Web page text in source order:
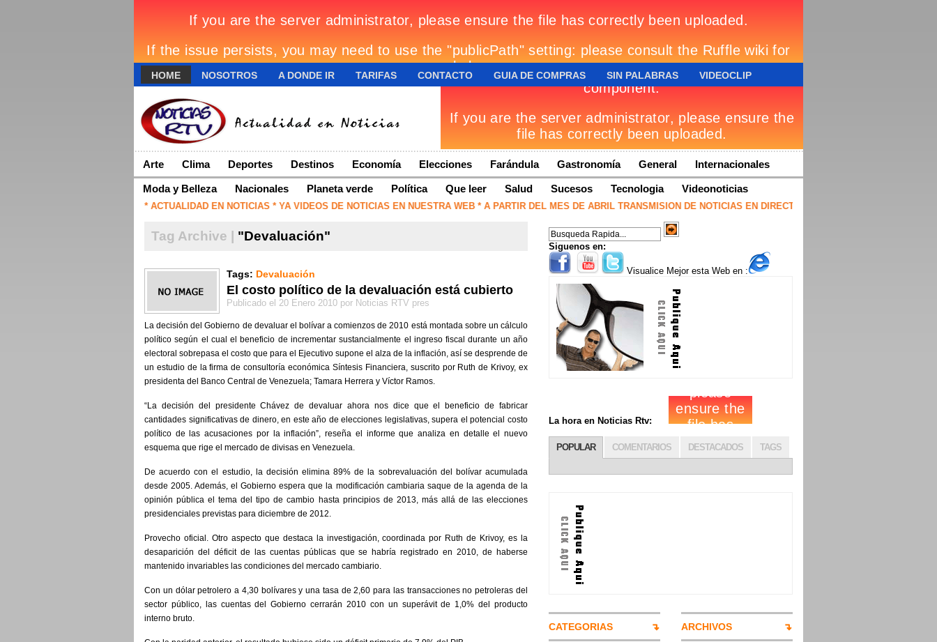
HOME NOSOTROS A DONDE IR TARIFAS CONTACTO GUIA DE COMPRAS SIN PALABRAS VIDEOCLIP
Arte Clima Deportes Destinos Economía Elecciones Farándula Gastronomía General Internacionales
Moda y Belleza Nacionales Planeta verde Política Que leer Salud Sucesos Tecnologia Videonoticias
NOTICIAS RTV * ACTUALIDAD EN NOTICIAS * YA VIDEOS DE NOTICIAS EN NUESTRA WEB * A PARTIR DEL MES DE ABRIL TRANSMISION DE NOTICIAS EN DIRECTO * ACTUALIDAD INFORMATIVA *
Tag Archive | "Devaluación"
Tags: Devaluación
El costo político de la devaluación está cubierto
Publicado el 20 Enero 2010 por Noticias RTV pres
La decisión del Gobierno de devaluar el bolívar a comienzos de 2010 está montada sobre un cálculo
político según el cual el beneficio de incrementar sustancialmente el ingreso fiscal durante un año
electoral sobrepasa el costo que para el Ejecutivo supone el alza de la inflación, así se desprende de
un estudio de la firma de consultoría económica Síntesis Financiera, suscrito por Ruth de Krivoy, ex
presidenta del Banco Central de Venezuela; Tamara Herrera y Víctor Ramos.
“La decisión del presidente Chávez de devaluar ahora nos dice que el beneficio de fabricar
cantidades significativas de dinero, en este año de elecciones legislativas, supera el potencial costo
político de las acusaciones por la inflación”, reseña el informe que analiza en detalle el nuevo
esquema que rige el mercado de divisas en Venezuela.
De acuerdo con el estudio, la decisión elimina 89% de la sobrevaluación del bolívar acumulada
desde 2005. Además, el Gobierno espera que la modificación cambiaria saque de la agenda de la
opinión pública el tema del tipo de cambio hasta principios de 2013, más allá de las elecciones
presidenciales previstas para diciembre de 2012.
Provecho oficial. Otro aspecto que destaca la investigación, coordinada por Ruth de Krivoy, es la
desaparición del déficit de las cuentas públicas que se habría registrado en 2010, de haberse
mantenido invariables las condiciones del mercado cambiario.
Con un dólar petrolero a 4,30 bolívares y una tasa de 2,60 para las transacciones no petroleras del
sector público, las cuentas del Gobierno cerrarán 2010 con un superávit de 1,0% del producto
interno bruto.
Siguenos en:
Visualice Mejor esta Web en :
La hora en Noticias Rtv:
POPULAR COMENTARIOS DESTACADOS TAGS
CATEGORIAS ARCHIVOS